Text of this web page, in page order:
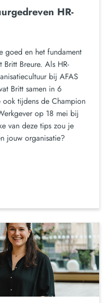
HR-
goed en het fundament
Breure. Als HR-
bij AFAS
Britt samen in 6
tijdens de Champion
op 18 mei bij
van deze tips zou je
jouw organisatie?